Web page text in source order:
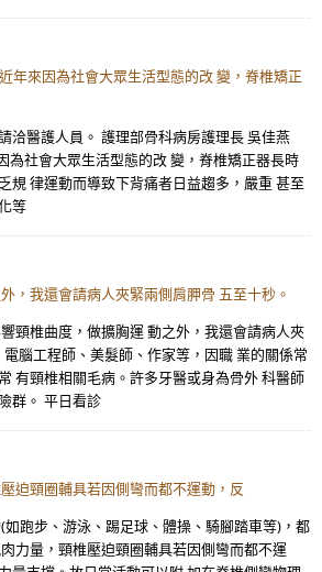
年來因為社會大眾生活型態的改 變，脊椎矯正
洽醫護人員。 護理部骨科病房護理長 吳佳燕
為社會大眾生活型態的改 變，脊椎矯正器長時
規 律運動而導致下背痛者日益趨多，嚴重 甚至
等
，我還會請病人夾緊兩側肩胛骨 五至十秒。
頸椎曲度，做擴胸運 動之外，我還會請病人夾
腦工程師、美髮師、作家等，因職 業的關係常
有頸椎相關毛病。許多牙醫或身為骨外 科醫師
群。 平日看診
迫頸圈輔具若因側彎而都不運動，反
跑步、游泳、踢足球、體操、騎腳踏車等)，都
力量，頸椎壓迫頸圈輔具若因側彎而都不運